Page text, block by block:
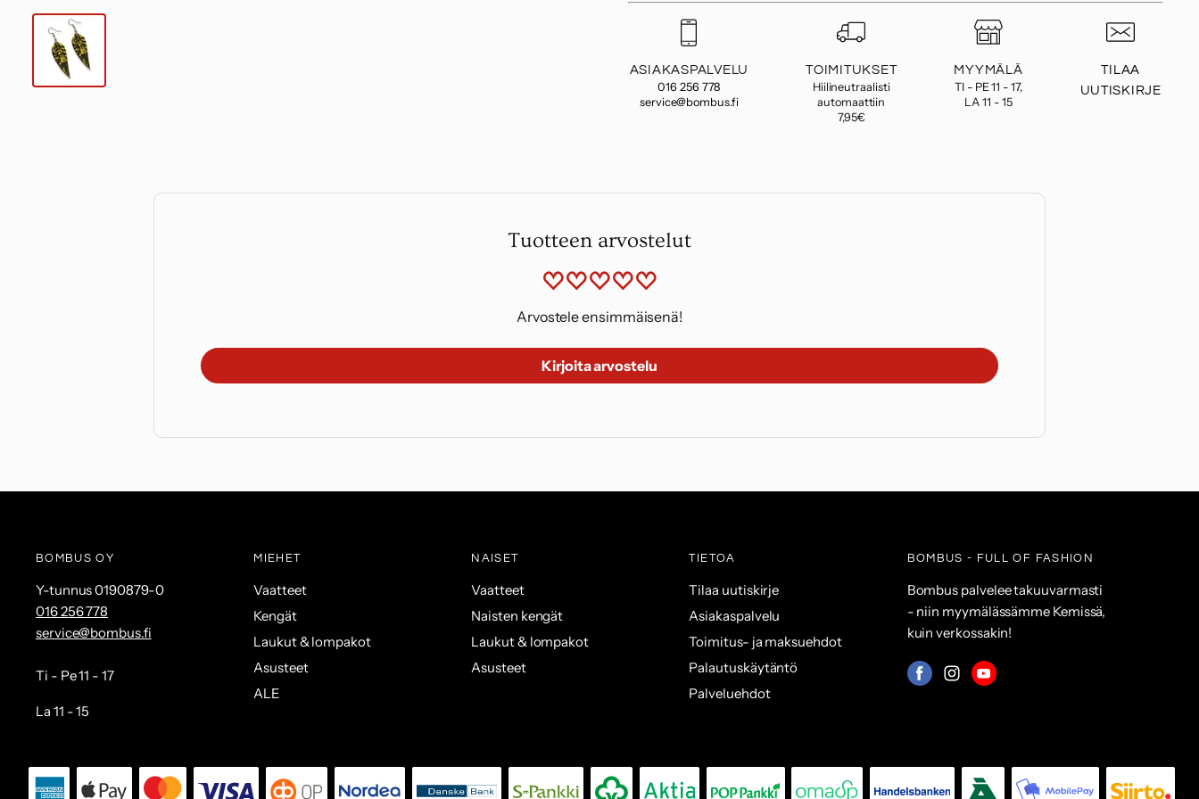
ASIAKASPALVELU
016 256 778
service@bombus.fi
TOIMITUKSET
Hiilineutraalisti
automaattiin
7,95€
MYYMÄLÄ
TI - PE 11 - 17,
LA 11 - 15
TILAA
UUTISKIRJE
Tuotteen arvostelut
Arvostele ensimmäisenä!
Kirjoita arvostelu
BOMBUS OY
Y-tunnus 0190879-0
016 256 778
service@bombus.fi
Ti - Pe 11 - 17
La 11 - 15
MIEHET
Vaatteet
Kengät
Laukut & lompakot
Asusteet
ALE
NAISET
Vaatteet
Naisten kengät
Laukut & lompakot
Asusteet
TIETOA
Tilaa uutiskirje
Asiakaspalvelu
Toimitus- ja maksuehdot
Palautuskäytäntö
Palveluehdot
BOMBUS - FULL OF FASHION
Bombus palvelee takuuvarmasti
- niin myymälässämme Kemissä,
kuin verkossakin!
Mistä
MistäMistä